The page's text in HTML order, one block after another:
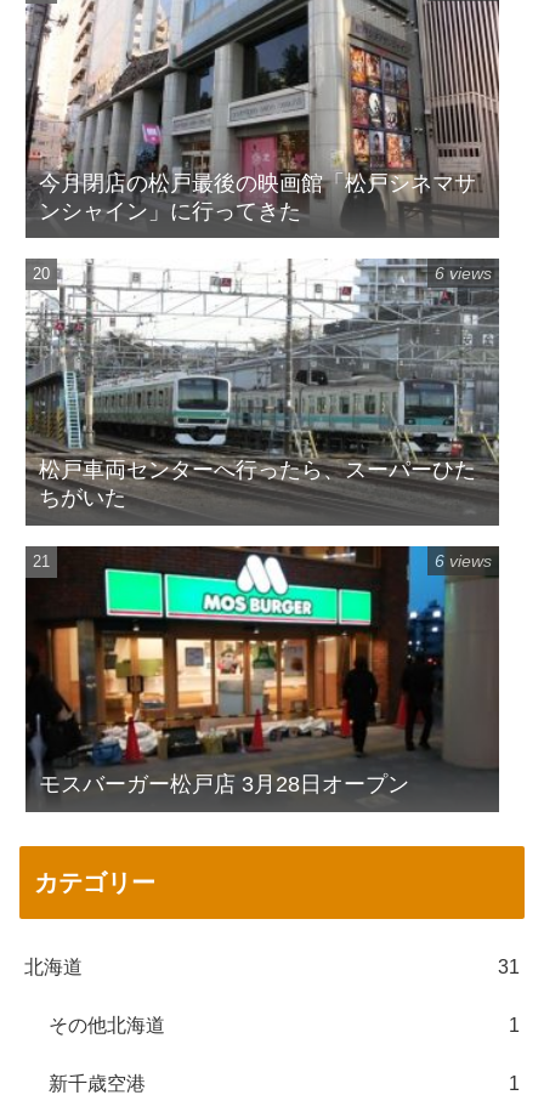
今月閉店の松戸最後の映画館「松戸シネマサ
ンシャイン」に行ってきた
松戸車両センターへ行ったら、スーパーひた
ちがいた
6 views
モスバーガー松戸店 3月28日オープン
6 views
カテゴリー
北海道 31
その他北海道 1
新千歳空港 1